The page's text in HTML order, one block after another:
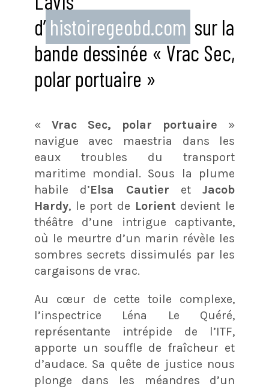
d’ histoiregeobd.com sur la
bande dessinée « Vrac Sec,
polar portuaire »
« Vrac Sec, polar portuaire »
navigue avec maestria dans les
eaux troubles du transport
maritime mondial. Sous la plume
habile d’Elsa Cautier etJacob
Hardy, le port de Lorient devient le
théâtre d’une intrigue captivante,
où le meurtre d’un marin révèle les
sombres secrets dissimulés par les
cargaisons de vrac.
Au cœur de cette toile complexe,
l’inspectrice Léna Le Quéré,
représentante intrépide de l’ITF,
apporte un souffle de fraîcheur et
d’audace. Sa quête de justice nous
plonge dans les méandres d’un